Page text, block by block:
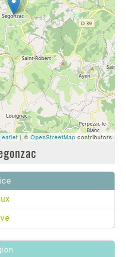
| ©OpenStreetMap contributors